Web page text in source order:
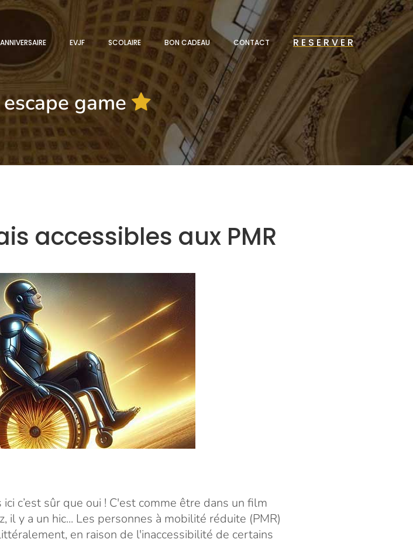
ANNIVERSAIRE EVJF SCOLAIRE BON CADEAU CONTACT R E S E R V E R
game
accessibles aux PMR
c’est sûr que oui ! C'est comme être dans un film
y a un hic... Les personnes à mobilité réduite (PMR)
en raison de l'inaccessibilité de certains